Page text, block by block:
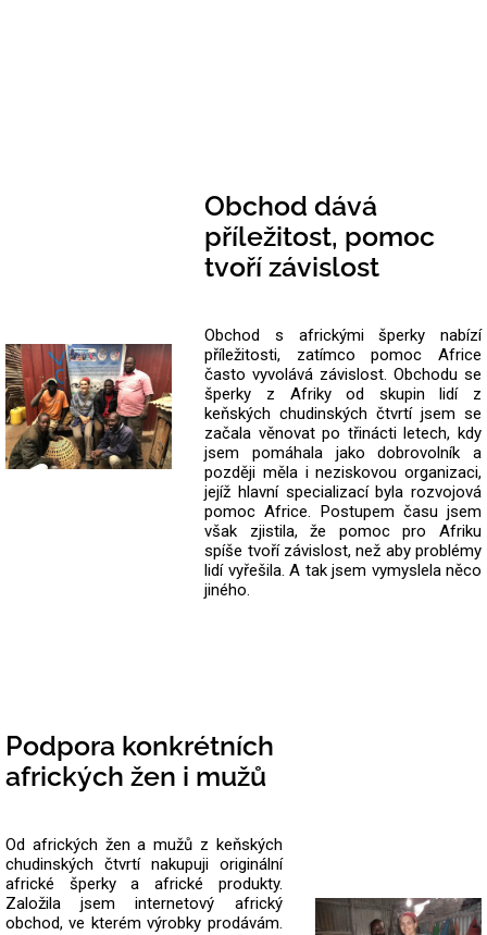
Obchod dává
příležitost, pomoc
tvoří závislost
Obchod s africkými šperky nabízí
příležitosti, zatímco pomoc Africe
často vyvolává závislost. Obchodu se
šperky z Afriky od skupin lidí z
keňských chudinských čtvrtí jsem se
začala věnovat po třinácti letech, kdy
jsem pomáhala jako dobrovolník a
později měla i neziskovou organizaci,
jejíž hlavní specializací byla rozvojová
pomoc Africe. Postupem času jsem
však zjistila, že pomoc pro Afriku
spíše tvoří závislost, než aby problémy
lidí vyřešila. A tak jsem vymyslela něco
jiného.
Podpora konkrétních
afrických žen i mužů
Od afrických žen a mužů z keňských
chudinských čtvrtí nakupuji originální
africké šperky a africké produkty.
Založila jsem internetový africký
obchod, ve kterém výrobky prodávám.